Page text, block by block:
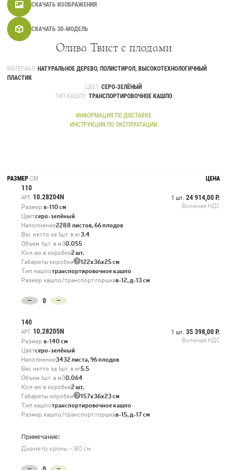
СКАЧАТЬ ИЗОБРАЖЕНИЯ
СКАЧАТЬ 3D-МОДЕЛЬ
Олива Твист с плодами
МАТЕРИАЛ
НАТУРАЛЬНОЕ ДЕРЕВО, ПОЛИСТИРОЛ, ВЫСОКОТЕХНОЛОГИЧНЫЙ
ПЛАСТИК
ЦВЕТ СЕРО-ЗЕЛЁНЫЙ
ТИП КАШПО ТРАНСПОРТИРОВОЧНОЕ КАШПО
ИНФОРМАЦИЯ ПО ДОСТАВКЕ
ИНСТРУКЦИЯ ПО ЭКСПЛУАТАЦИИ
РАЗМЕР СМ ЦЕНА
110
АРТ. 10.28204N
Размер в-110 см
1 шт. 24 914,00 Р.
Включая НДС
Цветсеро-зелёный
Наполнение2288 листов, 66 плодов
Вес нетто за 1шт. в кг3.4
Объем 1шт. в м30.055
Кол-во в коробке2 шт.
Габариты коробки ? 122х36х25 см
Тип кашпотранспортировочное кашпо
Размер кашпо/транспорт.горшкав-12, д-13 см
140
АРТ. 10.28205N
Размер в-140 см
1 шт. 35 398,00 Р.
Включая НДС
Цветсеро-зелёный
Наполнение3432 листа, 96 плодов
Вес нетто за 1шт. в кг5.5
Объем 1шт. в м30.064
Кол-во в коробке2 шт.
Габариты коробки ? 157х36х23 см
Тип кашпотранспортировочное кашпо
Размер кашпо/транспорт.горшкав-15, д-17 см
Примечание:
Диаметр кроны - 80 см